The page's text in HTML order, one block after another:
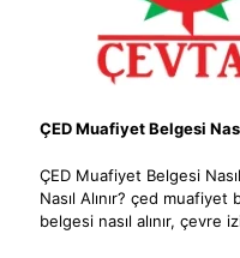
ÇED Muafiyet Belgesi
ÇED Muafiyet Belgesi
Nasıl Alınır? çed muafiyet
belgesi nasıl alınır, çevre